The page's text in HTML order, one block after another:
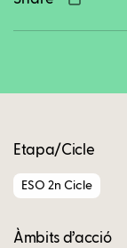
Etapa/Cicle
ESO 2n Cicle
Àmbits d’acció